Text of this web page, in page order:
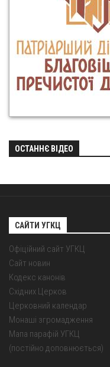
ОСТАННЄ ВІДЕО
САЙТИ УГКЦ
Офіційний сайт УГКЦ
Сайт новин
Кодекс канонів
Східних Церков
Церковний календар
Монаші згромадження
Мапа парафій УГКЦ
(постійно доповнюється)